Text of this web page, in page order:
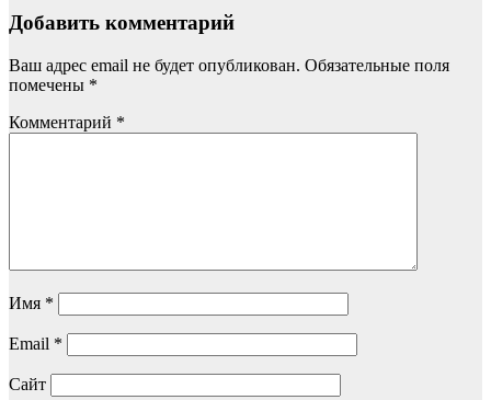
Добавить комментарий
Ваш адрес email не будет опубликован. Обязательные поля
помечены *
Комментарий *
Имя *
Email *
Сайт